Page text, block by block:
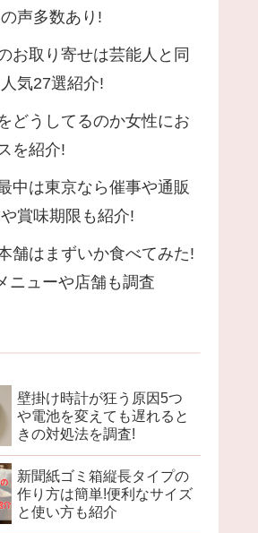
声多数あり!
お取り寄せは芸能人と同
気27選紹介!
どうしてるのか女性にお
を紹介!
中は東京なら催事や通販
賞味期限も紹介!
舗はまずいか食べてみた!
ニューや店舗も調査
壁掛け時計が狂う原因5つ
や電池を変えても遅れると
きの対処法を調査!
新聞紙ゴミ箱縦長タイプの
作り方は簡単!便利なサイズ
と使い方も紹介